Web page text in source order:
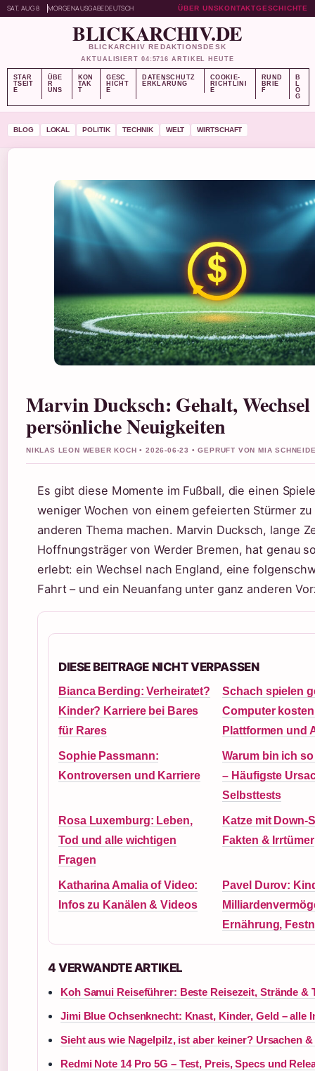
SAT, AUG 8 MORGENAUSGABEDEUTSCH ÜBER UNSKONTAKTGESCHICHTE
BLICKARCHIV.DE
BLICKARCHIV REDAKTIONSDESK
AKTUALISIERT 04:5716 ARTIKEL HEUTE
STAR
TSEIT
E
ÜBE
R
UNS
KON
TAK
T
GESC
HICHT
E
DATENSCHUTZ
ERKLÄRUNG
COOKIE-
RICHTLINI
E
RUND
BRIE
F
B
L
O
G
BLOG LOKAL POLITIK TECHNIK WELT WIRTSCHAFT
Marvin Ducksch: Gehalt,
persönliche Neuigkeiten
NIKLAS LEON WEBER KOCH • 2026-06-23 • GEPRUFT VON MIA
Es gibt diese Momente im Fußball, die einen
weniger Wochen von einem gefeierten Stürmer
anderen Thema machen. Marvin Ducksch, lange
Hoffnungsträger von Werder Bremen, hat genau
erlebt: ein Wechsel nach England, eine
Fahrt – und ein Neuanfang unter ganz anderen
DIESE BEITRAGE NICHT VERPASSEN
Bianca Berding: Verheiratet?
Kinder? Karriere bei Bares
für Rares
Schach spielen
Computer
Plattformen und
Sophie Passmann:
Kontroversen und Karriere
Warum bin ich
– Häufigste
Selbsttests
Rosa Luxemburg: Leben,
Tod und alle wichtigen
Fragen
Katze mit Down-
Fakten & Irrtümer
Katharina Amalia of Video:
Infos zu Kanälen & Videos
Pavel Durov:
Ernährung,
4 VERWANDTE ARTIKEL
Koh Samui Reiseführer: Beste Reisezeit, Strände &
Jimi Blue Ochsenknecht: Knast, Kinder, Geld – alle
Sieht aus wie Nagelpilz, ist aber keiner? Ursachen
Redmi Note 14 Pro 5G – Test, Preis, Specs und